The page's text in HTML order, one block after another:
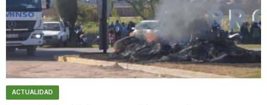
ACTUALIDAD